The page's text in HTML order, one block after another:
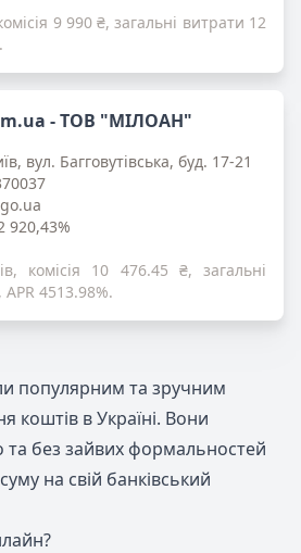
9 990 ₴, загальні витрати 12
- ТОВ "МІЛОАН"
вул. Багговутівська, буд. 17-21
920,43%
комісія 10 476.45 ₴, загальні
4513.98%.
популярним та зручним
коштів в Україні. Вони
без зайвих формальностей
на свій банківський